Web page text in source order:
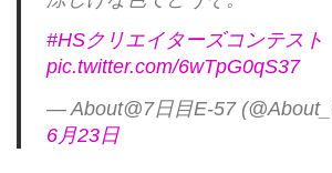
#HSクリエイターズコンテスト
pic.twitter.com/6wTpG0qS37
— About@7日目E-57
6月23日